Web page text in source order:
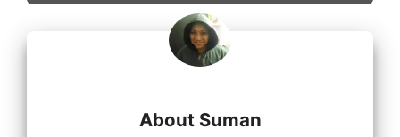
About Suman